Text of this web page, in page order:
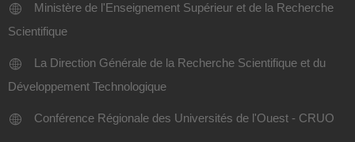
Ministère de l'Enseignement Supérieur et de la Recherche
Scientifique
La Direction Générale de la Recherche Scientifique et du
Développement Technologique
Conférence Régionale des Universités de l'Ouest - CRUO